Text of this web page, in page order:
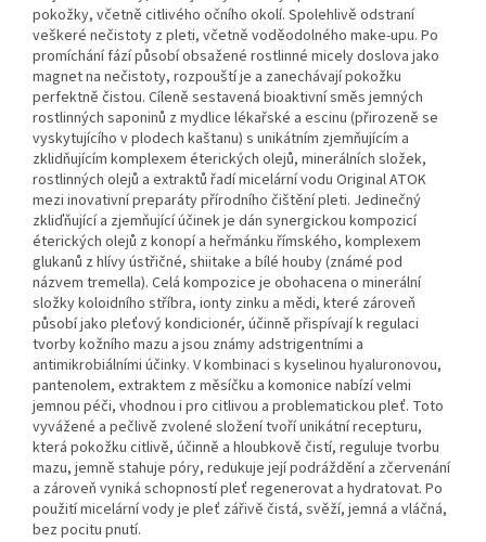
pokožky, včetně citlivého očního okolí. Spolehlivě odstraní
veškeré nečistoty z pleti, včetně voděodolného make-upu. Po
promíchání fází působí obsažené rostlinné micely doslova jako
magnet na nečistoty, rozpouští je a zanechávají pokožku
perfektně čistou. Cíleně sestavená bioaktivní směs jemných
rostlinných saponinů z mydlice lékařské a escinu (přirozeně se
vyskytujícího v plodech kaštanu) s unikátním zjemňujícím a
zklidňujícím komplexem éterických olejů, minerálních složek,
rostlinných olejů a extraktů řadí micelární vodu Original ATOK
mezi inovativní preparáty přírodního čištění pleti. Jedinečný
zkliďňující a zjemňující účinek je dán synergickou kompozicí
éterických olejů z konopí a heřmánku římského, komplexem
glukanů z hlívy ústřičné, shiitake a bílé houby (známé pod
názvem tremella). Celá kompozice je obohacena o minerální
složky koloidního stříbra, ionty zinku a mědi, které zároveň
působí jako pleťový kondicionér, účinně přispívají k regulaci
tvorby kožního mazu a jsou známy adstrigentními a
antimikrobiálními účinky. V kombinaci s kyselinou hyaluronovou,
pantenolem, extraktem z měsíčku a komonice nabízí velmi
jemnou péči, vhodnou i pro citlivou a problematickou pleť. Toto
vyvážené a pečlivě zvolené složení tvoří unikátní recepturu,
která pokožku citlivě, účinně a hloubkově čistí, reguluje tvorbu
mazu, jemně stahuje póry, redukuje její podráždění a zčervenání
a zároveň vyniká schopností pleť regenerovat a hydratovat. Po
použití micelární vody je pleť zářivě čistá, svěží, jemná a vláčná,
bez pocitu pnutí.